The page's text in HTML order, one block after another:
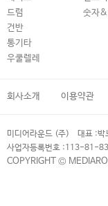
드럼
건반
통기타
우쿨렐레
숫자
회사소개 이용약관
미디어라운드 (주) 대표 :박
사업자등록번호 :113-81-
COPYRIGHT ©